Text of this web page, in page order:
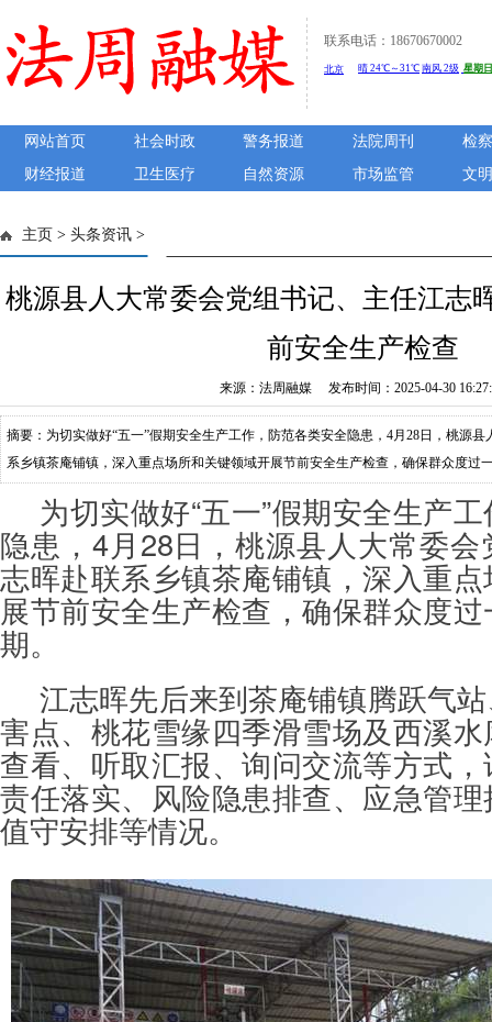
联系电话：18670670002
网站首页 社会时政 警务报道 法院周刊
检
财经报道
卫生医疗 自然资源 市场监管 文
主页 > 头条资讯 >
桃源县人大常委会党组书记、主任江志
前安全生产检查
来源：法周融媒 发布时间：2025-04-30
摘要：为切实做好“五一”假期安全生产工作，防范各类安全隐患，4月28日，桃源
系乡镇茶庵铺镇，深入重点场所和关键领域开展节前安全生产检查，确保群众度过
式，详细了解安全生产责任落实、风险隐患排查、应急管理措施及节假日值班值守
为切实做好“五一”假期安全生产
隐患，4月28日，桃源县人大常委
志晖赴联系乡镇茶庵铺镇，深入重
展节前安全生产检查，确保群众度
期。
江志晖先后来到茶庵铺镇腾跃气
害点、桃花雪缘四季滑雪场及西溪
查看、听取汇报、询问交流等方式
责任落实、风险隐患排查、应急管
值守安排等情况。